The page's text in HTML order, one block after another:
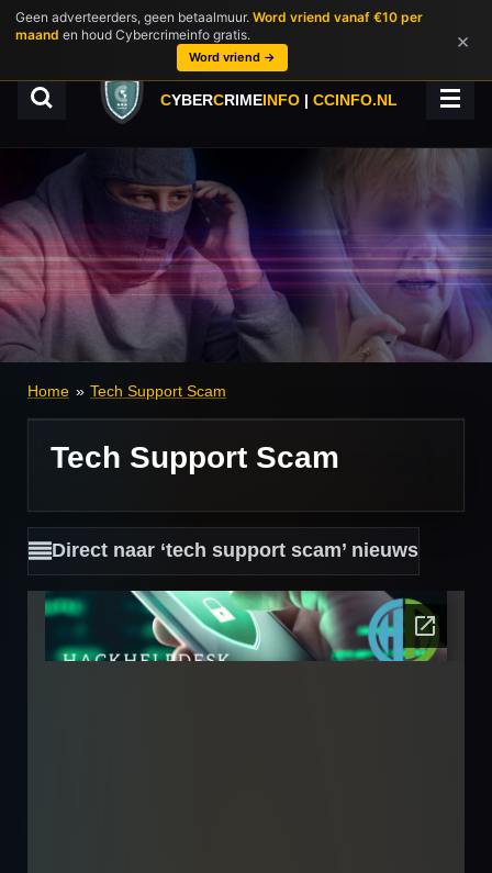
Geen adverteerders, geen betaalmuur. Word vriend vanaf €10 per
maand en houd Cybercrimeinfo gratis.
Word vriend →
×
Ga
direct
hoofdinhoud
CYBERCRIMEINFO | CCINFO.NL
Home » Tech Support Scam
Tech Support Scam
Direct naar ‘tech support scam’ nieuws